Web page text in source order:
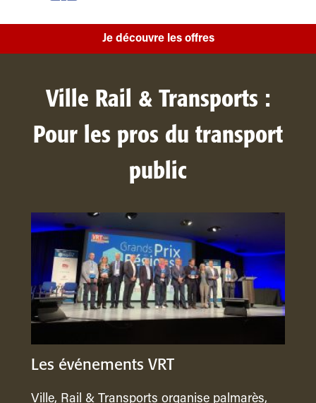
Je découvre les offres
Ville Rail & Transports :
Pour les pros du transport
public
Les événements VRT
Ville, Rail & Transports organise palmarès,